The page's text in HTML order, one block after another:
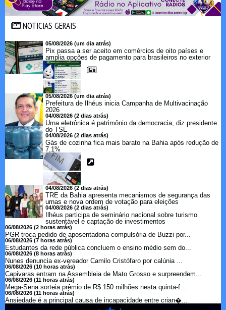
NOTICIAS GERAIS
05/08/2026 (um dia atrás)
Pix passa a ser aceito em comércios de oito países e
amplia opções de pagamento para brasileiros no exterior
05/08/2026 (um dia atrás)
Prefeitura de Ilhéus inicia Campanha de Multivacinação
2026
04/08/2026 (2 dias atrás)
Urna eletrônica é patrimônio da democracia, diz presidente
do TSE
04/08/2026 (2 dias atrás)
Gás de cozinha fica mais barato na Bahia após redução de
7,1%
04/08/2026 (2 dias atrás)
TRE da Bahia apresenta mecanismos de segurança das
urnas e nova ordem de votação para eleições
04/08/2026 (2 dias atrás)
Ilhéus participa de seminário nacional sobre turismo
sustentável e captação de investimentos
06/08/2026 (2 horas atrás)
PGR troca pedido de aposentadoria compulsória de Buzzi por...
06/08/2026 (7 horas atrás)
Estudantes da rede pública concluem o ensino médio sem do...
06/08/2026 (8 horas atrás)
Nunes denuncia ex-vereador Camilo Cristófaro por calúnia ...
06/08/2026 (10 horas atrás)
Capivaras entram na Assembleia de Mato Grosso e surpreendem...
06/08/2026 (11 horas atrás)
Mega-Sena sorteia prêmio de R$ 150 milhões nesta quinta-f...
06/08/2026 (11 horas atrás)
Ansiedade é a principal causa de incapacidade entre crian�...